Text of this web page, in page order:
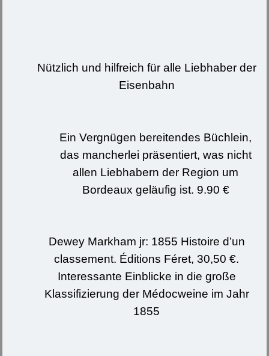
Nützlich und hilfreich für alle Liebhaber der
Eisenbahn
Ein Vergnügen bereitendes Büchlein,
das mancherlei präsentiert, was nicht
allen Liebhabern der Region um
Bordeaux geläufig ist. 9.90 €
Dewey Markham jr: 1855 Histoire d’un
classement. Éditions Féret, 30,50 €.
Interessante Einblicke in die große
Klassifizierung der Médocweine im Jahr
1855